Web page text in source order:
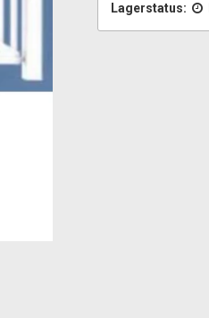
Lagerstatus: